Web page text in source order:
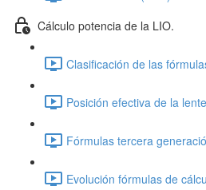
Cálculo potencia de la LIO.
Clasificación de las
Posición efectiva de la
Fórmulas tercera
Evolución fórmulas de